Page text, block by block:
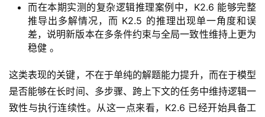
而在本期实测的复杂逻辑推理案例中，K2.6 能够完整
推导出多解情况，而 K2.5 的推理出现单一角度和误
差，说明新版本在多条件约束与全局一致性维持上更为
稳健 。
这类表现的关键，不在于单纯的解题能力提升，而在于模型
是否能够在长时间、多步骤、跨上下文的任务中维持逻辑一
致性与执行连续性。从这一点来看，K2.6 已经开始具备工